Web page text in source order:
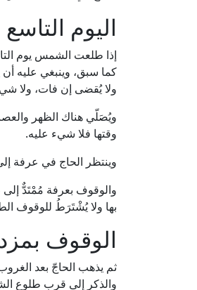
اليوم
إذا طلعت الشمس يوم
كما سبق، وينبغي عليه أن
ولا يُقضى إن فات، ولا
ويُصَلّي هناك الظهر
وقتها فلا شيء عليه.
وينتظر الحاج في عرفة
والوقوف بعرفة مُمْتَدٌّ
بها ولا يُشْتَرَطُ للوقوف
الوقوف
ثم يذهب الحاجّ بعد
والذكر إلى قرب طلوع